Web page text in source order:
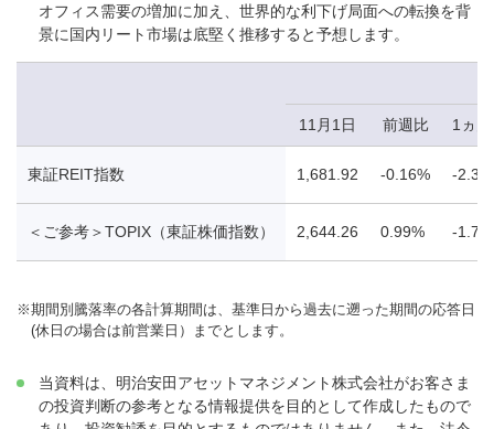
オフィス需要の増加に加え、世界的な利下げ局面への転換を背
景に国内リート市場は底堅く推移すると予想します。
11月1日 前週比 1ヵ
東証REIT指数 1,681.92 -0.16% -
＜ご参考＞TOPIX（東証株価指数） 2,644.26 0.99% -
※期間別騰落率の各計算期間は、基準日から過去に遡った期間の応答日
(休日の場合は前営業日）までとします。
当資料は、明治安田アセットマネジメント株式会社がお客さま
の投資判断の参考となる情報提供を目的として作成したもので